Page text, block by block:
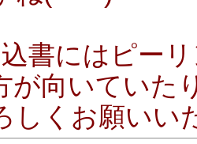
書にはピー
が向いていた
しくお願いい